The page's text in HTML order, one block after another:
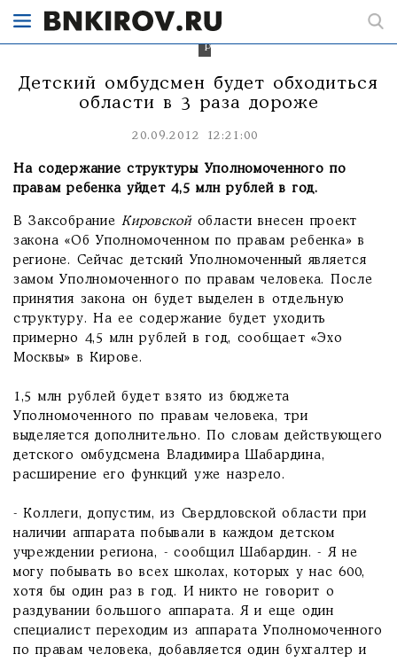
учреждении
региона.
Детский омбудсмен будет обходиться
области в 3 раза дороже
20.09.2012 12:21:00
На содержание структуры Уполномоченного по
правам ребенка уйдет 4,5 млн рублей в год.
В Заксобрание Кировской области внесен проект
закона «Об Уполномоченном по правам ребенка» в
регионе. Сейчас детский Уполномоченный является
замом Уполномоченного по правам человека. После
принятия закона он будет выделен в отдельную
структуру. На ее содержание будет уходить
примерно 4,5 млн рублей в год, сообщает «Эхо
Москвы» в Кирове.
1,5 млн рублей будет взято из бюджета
Уполномоченного по правам человека, три
выделяется дополнительно. По словам действующего
детского омбудсмена Владимира Шабардина,
расширение его функций уже назрело.
- Коллеги, допустим, из Свердловской области при
наличии аппарата побывали в каждом детском
учреждении региона, - сообщил Шабардин. - Я не
могу побывать во всех школах, которых у нас 600,
хотя бы один раз в год. И никто не говорит о
раздувании большого аппарата. Я и еще один
специалист переходим из аппарата Уполномоченного
по правам человека, добавляется один бухгалтер и